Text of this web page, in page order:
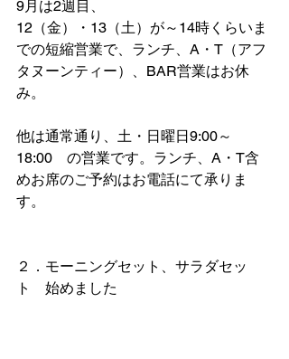
9月は2週目、
12（金）・13（土）が～14時くらいま
での短縮営業で、ランチ、A・T（アフ
タヌーンティー）、BAR営業はお休
み。
他は通常通り、土・日曜日9:00～
18:00　の営業です。ランチ、A・T含
めお席のご予約はお電話にて承りま
す。
２．モーニングセット、サラダセッ
ト　始めました